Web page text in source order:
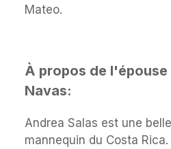
Mateo.
À propos de l'épouse
Navas:
Andrea Salas est une
mannequin du Costa